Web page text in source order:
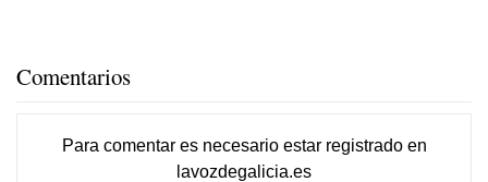
Comentarios
Para comentar es necesario estar registradoen
lavozdegalicia.es